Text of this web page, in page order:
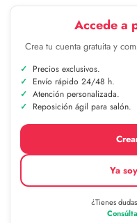
Accede a
Crea tu cuenta gratuita y
Precios exclusivos.
Envío rápido 24/48 h.
Atención personalizada.
Reposición ágil para salón.
Ya
¿Tienes